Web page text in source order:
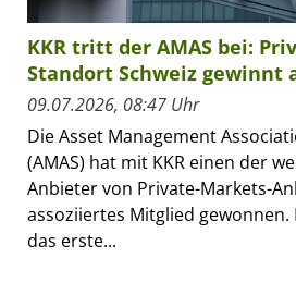
KKR tritt der AMAS bei:
Standort Schweiz gewinnt
09.07.2026, 08:47 Uhr
Die Asset Management
(AMAS) hat mit KKR einen der
Anbieter von Private-Markets-
assoziiertes Mitglied gewonnen.
das erste...